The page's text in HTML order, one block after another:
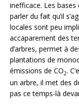
inefficace. Les bases
parler du fait qu’il
locales sont peu
accaparement des
d’arbres, permet à
plantations de
émissions de CO2.
un arbre, il met des
pas ce temps-là